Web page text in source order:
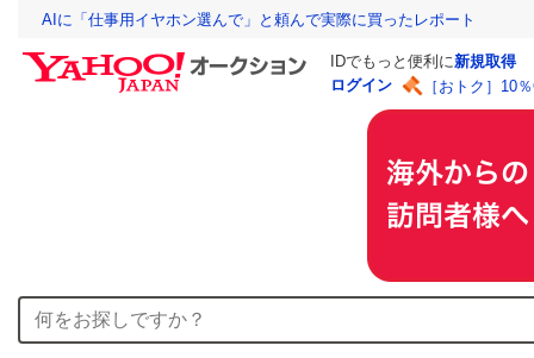
AIに「仕事用イヤホン選んで」と頼んで実際に買ったレポート
IDでもっと便利に新規取得
ログイン
［おトク］10